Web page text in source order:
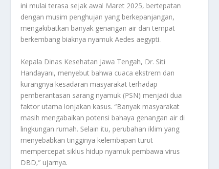
ini mulai terasa sejak awal Maret 2025, bertepatan
dengan musim penghujan yang berkepanjangan,
mengakibatkan banyak genangan air dan tempat
berkembang biaknya nyamuk Aedes aegypti.
Kepala Dinas Kesehatan Jawa Tengah, Dr. Siti
Handayani, menyebut bahwa cuaca ekstrem dan
kurangnya kesadaran masyarakat terhadap
pemberantasan sarang nyamuk (PSN) menjadi dua
faktor utama lonjakan kasus. “Banyak masyarakat
masih mengabaikan potensi bahaya genangan air di
lingkungan rumah. Selain itu, perubahan iklim yang
menyebabkan tingginya kelembapan turut
mempercepat siklus hidup nyamuk pembawa virus
DBD,” ujarnya.